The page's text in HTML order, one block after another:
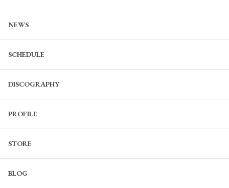
NEWS
SCHEDULE
DISCOGRAPHY
PROFILE
STORE
BLOG